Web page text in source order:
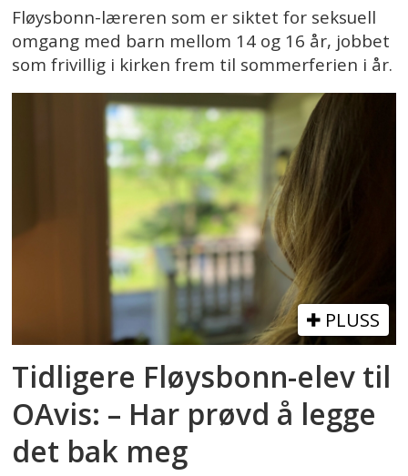
Fløysbonn-læreren som er siktet for seksuell
omgang med barn mellom 14 og 16 år, jobbet
som frivillig i kirken frem til sommerferien i år.
PLUSS
Tidligere Fløysbonn-elev til
OAvis: – Har prøvd å legge
det bak meg